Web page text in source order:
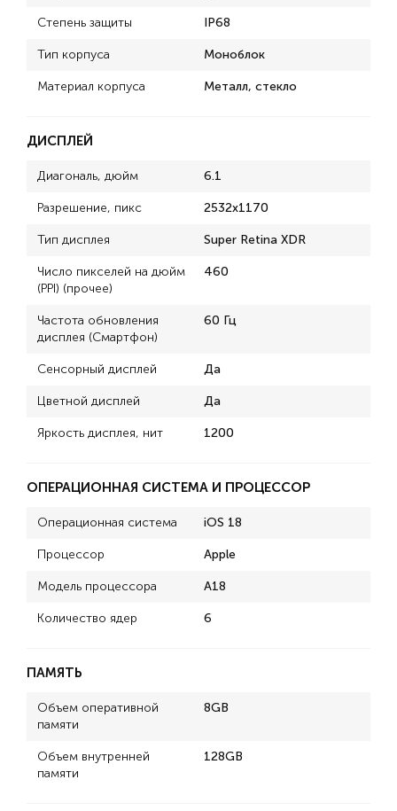
Степень защиты IP68
Тип корпуса Моноблок
Материал корпуса Металл, стекло
ДИСПЛЕЙ
Диагональ, дюйм 6.1
Разрешение, пикс 2532x1170
Тип дисплея Super Retina XDR
Число пикселей на дюйм
(PPI) (прочее)
460
Частота обновления
дисплея (Смартфон)
60 Гц
Сенсорный дисплей Да
Цветной дисплей Да
Яркость дисплея, нит 1200
ОПЕРАЦИОННАЯ СИСТЕМА И ПРОЦЕССОР
Операционная система iOS 18
Процессор Apple
Модель процессора A18
Количество ядер 6
ПАМЯТЬ
Объем оперативной
памяти
8GB
Объем внутренней
памяти
128GB